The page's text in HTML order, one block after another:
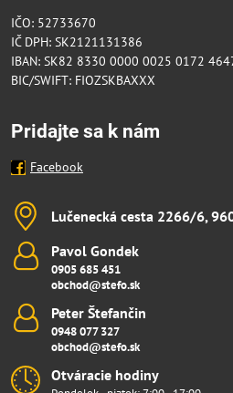
IČO: 52733670
IČ DPH: SK2121131386
IBAN: SK82 8330 0000 0025 0172
BIC/SWIFT: FIOZSKBAXXX
Pridajte sa k nám
Facebook
Lučenecká cesta 2266/6,
Pavol Gondek
0905 685 451
obchod@stefo.sk
Peter Štefančin
0948 077 327
obchod@stefo.sk
Otváracie hodiny